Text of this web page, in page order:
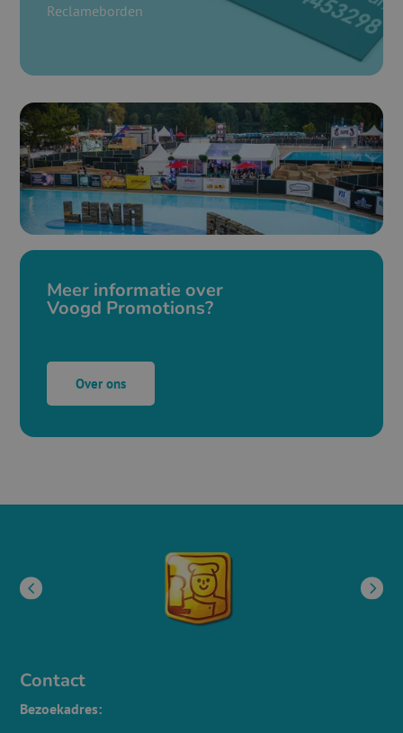
Reclameborden
Meer informatie over
Voogd Promotions?
Over ons
Contact
Bezoekadres: